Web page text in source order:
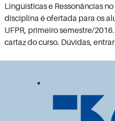
Linguísticas e Ressonâncias
disciplina é ofertada para os
UFPR, primeiro semestre/
cartaz do curso. Dúvidas,